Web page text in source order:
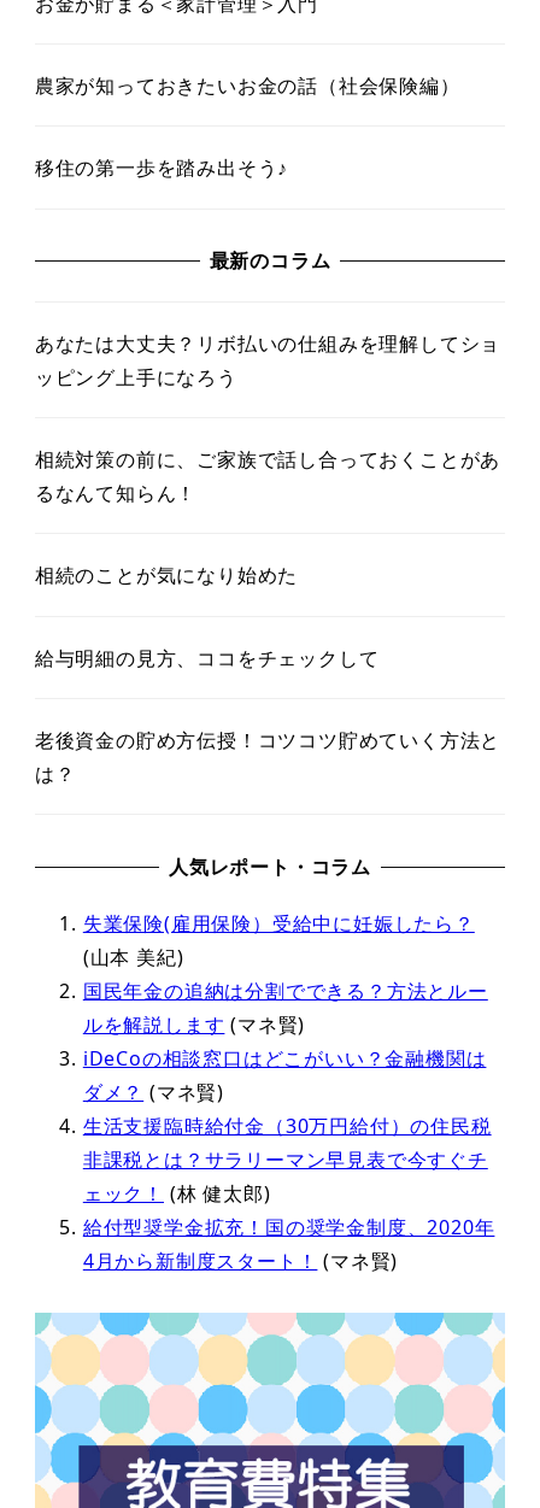
農家が知っておきたいお金の話（社会保険編）
移住の第一歩を踏み出そう♪
最新のコラム
あなたは大丈夫？リボ払いの仕組みを理解してショ
ッピング上手になろう
相続対策の前に、ご家族で話し合っておくことがあ
るなんて知らん！
相続のことが気になり始めた
給与明細の見方、ココをチェックして
老後資金の貯め方伝授！コツコツ貯めていく方法と
は？
人気レポート・コラム
失業保険(雇用保険）受給中に妊娠したら？
(山本 美紀)
国民年金の追納は分割でできる？方法とルー
ルを解説します (マネ賢)
iDeCoの相談窓口はどこがいい？金融機関は
ダメ？ (マネ賢)
生活支援臨時給付金（30万円給付）の住民税
非課税とは？サラリーマン早見表で今すぐチ
ェック！ (林 健太郎)
給付型奨学金拡充！国の奨学金制度、2020年
4月から新制度スタート！ (マネ賢)